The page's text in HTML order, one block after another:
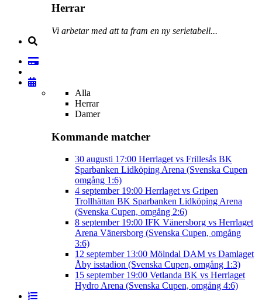
Herrar
Vi arbetar med att ta fram en ny serietabell...
Alla
Herrar
Damer
Kommande matcher
30 augusti 17:00 Herrlaget vs Frillesås BK
Sparbanken Lidköping Arena (Svenska Cupen
omgång 1:6)
4 september 19:00 Herrlaget vs Gripen
Trollhättan BK Sparbanken Lidköping Arena
(Svenska Cupen, omgång 2:6)
8 september 19:00 IFK Vänersborg vs Herrlaget
Arena Vänersborg (Svenska Cupen, omgång
3:6)
12 september 13:00 Mölndal DAM vs Damlaget
Åby isstadion (Svenska Cupen, omgång 1:3)
15 september 19:00 Vetlanda BK vs Herrlaget
Hydro Arena (Svenska Cupen, omgång 4:6)